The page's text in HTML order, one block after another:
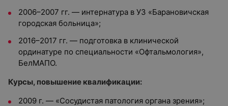
2006–2007 гг. — интернатура в УЗ «Барановичская
городская больница»;
2016–2017 гг. — подготовка в клинической
ординатуре по специальности «Офтальмология»,
БелМАПО.
Курсы, повышение квалификации:
2009 г. — «Сосудистая патология органа зрения»;